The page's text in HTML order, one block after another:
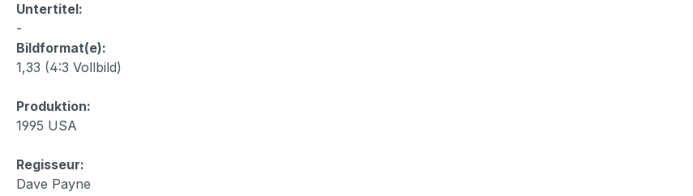
Untertitel:
-
Bildformat(e):
1,33 (4:3 Vollbild)
Produktion:
1995 USA
Regisseur:
Dave Payne